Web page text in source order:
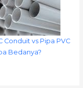
Conduit vs Pipa PVC
Bedanya?